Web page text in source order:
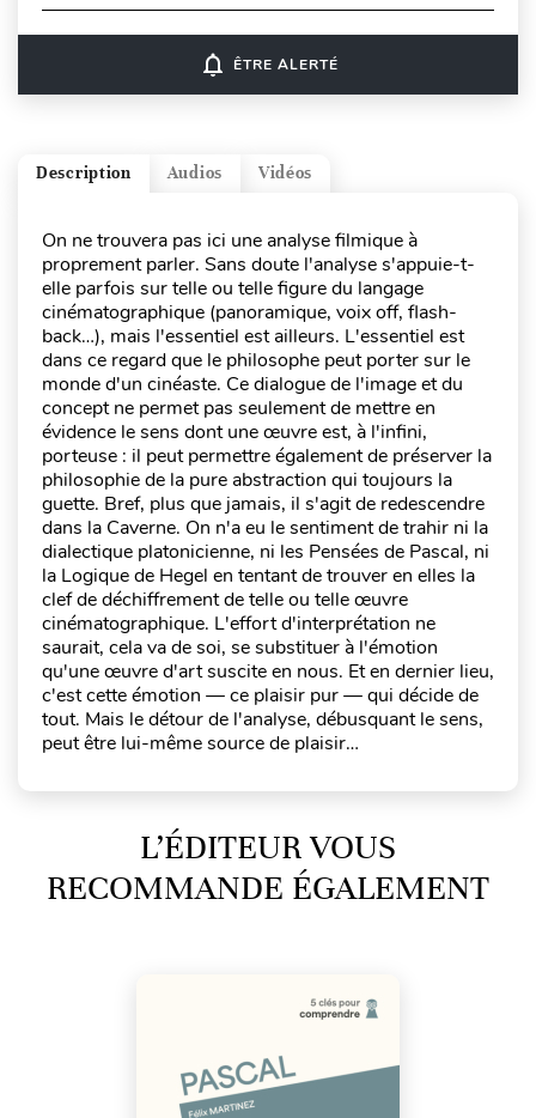
notifications_none ÊTRE ALERTÉ
Vidéos
Audios
Description
On ne trouvera pas ici une analyse filmique à
proprement parler. Sans doute l'analyse s'appuie-t-
elle parfois sur telle ou telle figure du langage
cinématographique (panoramique, voix off, flash-
back…), mais l'essentiel est ailleurs. L'essentiel est
dans ce regard que le philosophe peut porter sur le
monde d'un cinéaste. Ce dialogue de l'image et du
concept ne permet pas seulement de mettre en
évidence le sens dont une œuvre est, à l'infini,
porteuse : il peut permettre également de préserver la
philosophie de la pure abstraction qui toujours la
guette. Bref, plus que jamais, il s'agit de redescendre
dans la Caverne. On n'a eu le sentiment de trahir ni la
dialectique platonicienne, ni les Pensées de Pascal, ni
la Logique de Hegel en tentant de trouver en elles la
clef de déchiffrement de telle ou telle œuvre
cinématographique. L'effort d'interprétation ne
saurait, cela va de soi, se substituer à l'émotion
qu'une œuvre d'art suscite en nous. Et en dernier lieu,
c'est cette émotion — ce plaisir pur — qui décide de
tout. Mais le détour de l'analyse, débusquant le sens,
peut être lui-même source de plaisir…
L’ÉDITEUR VOUS
RECOMMANDE ÉGALEMENT